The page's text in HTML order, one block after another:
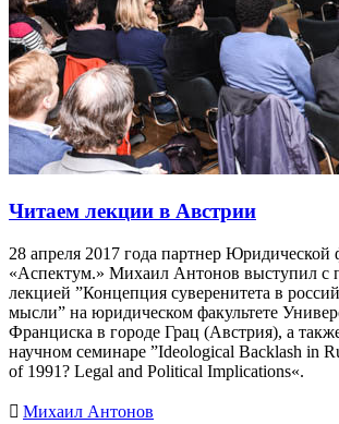
Читаем лекции в Австрии
28 апреля 2017 года партнер
«Аспектум.» Михаил Антонов выступил с
лекцией ”Концепция суверенитета в
мысли” на юридическом факультете
Франциска в городе Грац (Австрия), а
научном семинаре ”Ideological Backlash in
of 1991? Legal and Political Implications«.
 Михаил Антонов